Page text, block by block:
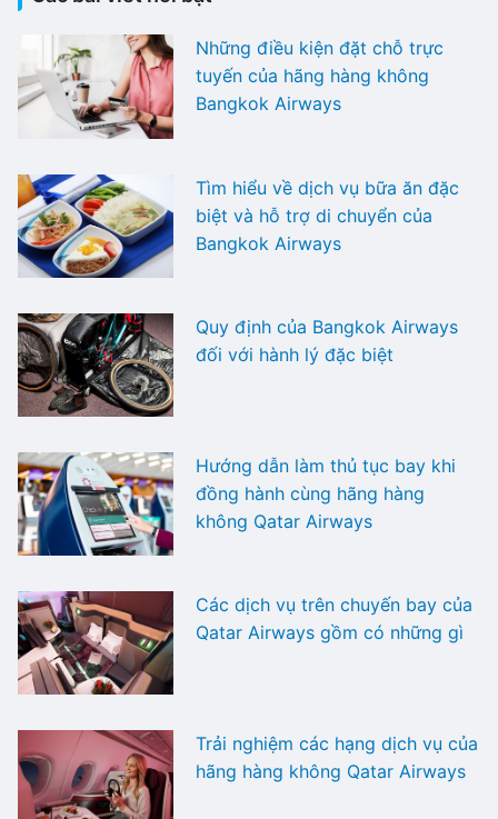
Những điều kiện đặt chỗ trực
tuyến của hãng hàng không
Bangkok Airways
Tìm hiểu về dịch vụ bữa ăn đặc
biệt và hỗ trợ di chuyển của
Bangkok Airways
Quy định của Bangkok Airways
đối với hành lý đặc biệt
Hướng dẫn làm thủ tục bay khi
đồng hành cùng hãng hàng
không Qatar Airways
Các dịch vụ trên chuyến bay của
Qatar Airways gồm có những gì
Trải nghiệm các hạng dịch vụ của
hãng hàng không Qatar Airways